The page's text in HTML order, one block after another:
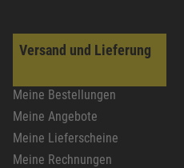
Versand und Lieferung
Meine Bestellungen
Meine Angebote
Meine Lieferscheine
Meine Rechnungen